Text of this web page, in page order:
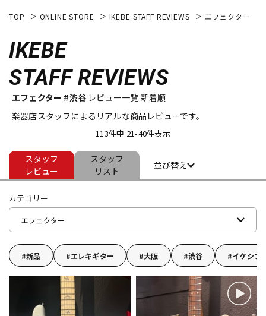
エレキギター
ベース ウクレレ
ドラム パーカッション
管楽器 その他楽器
アンプ エフェクター
TOP ONLINE STORE IKEBE STAFF REVIEWS エフェクター
IKEBE
STAFF REVIEWS
エフェクター #渋谷 レビュー一覧 新着順
楽器店スタッフによるリアルな商品レビューです。
113件中 21-40件表示
スタッフ
レビュー
スタッフ
リスト
並び替え
カテゴリー
エフェクター
新品 エレキギター 大阪 渋谷 イケシブ